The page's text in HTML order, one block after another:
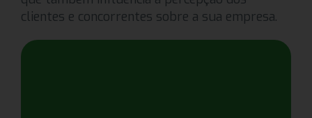
clientes e concorrentes sobre a sua empresa.